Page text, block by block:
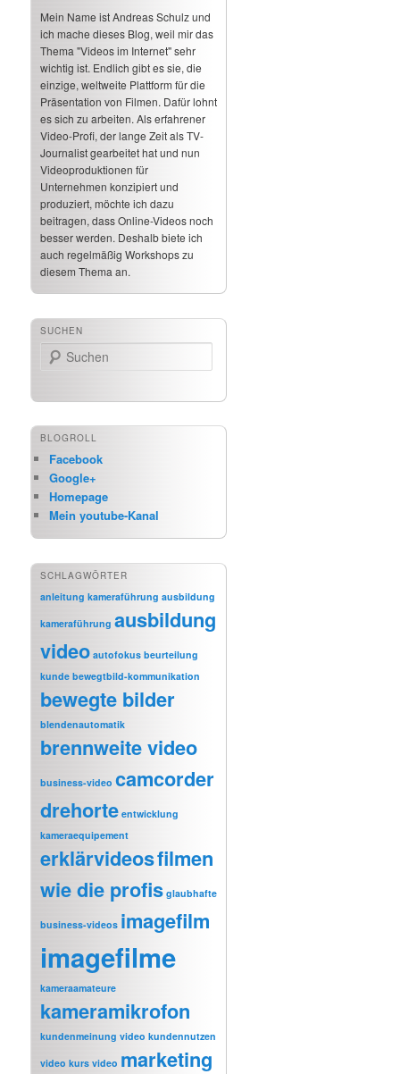
Mein Name ist Andreas Schulz und
ich mache dieses Blog, weil mir das
Thema "Videos im Internet" sehr
wichtig ist. Endlich gibt es sie, die
einzige, weltweite Plattform für die
Präsentation von Filmen. Dafür lohnt
es sich zu arbeiten. Als erfahrener
Video-Profi, der lange Zeit als TV-
Journalist gearbeitet hat und nun
Videoproduktionen für
Unternehmen konzipiert und
produziert, möchte ich dazu
beitragen, dass Online-Videos noch
besser werden. Deshalb biete ich
auch regelmäßig Workshops zu
diesem Thema an.
SUCHEN
Suchen
BLOGROLL
Facebook
Google+
Homepage
Mein youtube-Kanal
SCHLAGWÖRTER
anleitung kameraführung ausbildung
kameraführung ausbildung
video autofokus beurteilung
kunde bewegtbild-kommunikation
bewegte bilder
blendenautomatik
brennweite video
business-video camcorder
drehorte entwicklung
kameraequipement
erklärvideosfilmen
wie die profis glaubhafte
business-videos imagefilm
imagefilme
kameraamateure
kameramikrofon
kundenmeinung video kundennutzen
video kurs video marketing